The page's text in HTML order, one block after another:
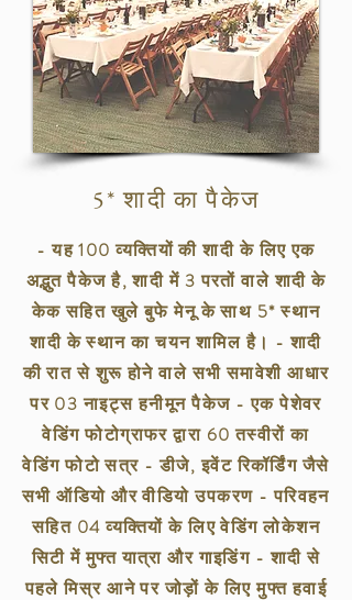
5* शादी का पैकेज
- यह 100 व्यक्तियों की शादी के लिए एक
अद्भुत पैकेज है, शादी में 3 परतों वाले शादी के
केक सहित खुले बुफे मेनू के साथ 5* स्थान
शादी के स्थान का चयन शामिल है। - शादी
की रात से शुरू होने वाले सभी समावेशी आधार
पर 03 नाइट्स हनीमून पैकेज - एक पेशेवर
वेडिंग फोटोग्राफर द्वारा 60 तस्वीरों का
वेडिंग फोटो सत्र - डीजे, इवेंट रिकॉर्डिंग जैसे
सभी ऑडियो और वीडियो उपकरण - परिवहन
सहित 04 व्यक्तियों के लिए वेडिंग लोकेशन
सिटी में मुफ्त यात्रा और गाइडिंग - शादी से
पहले मिस्र आने पर जोड़ों के लिए मुफ्त हवाई